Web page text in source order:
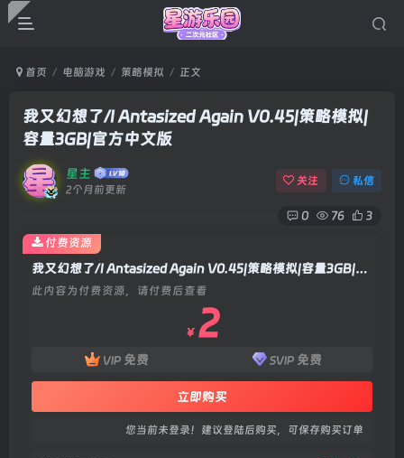
首页 电脑游戏 策略模拟 正文
我又幻想了/I Antasized Again V0.45|策略模拟|
容量3GB|官方中文版
星主
2个月前更新
关注 私信
0 76 3
我又幻想了/I Antasized Again V0.45|策略模拟|容量3GB|官方中文版
此内容为付费资源，请付费后查看
￥ 2
VIP 免费 SVIP 免费
立即购买
您当前未登录！建议登陆后购买，可保存购买订单
付费资源